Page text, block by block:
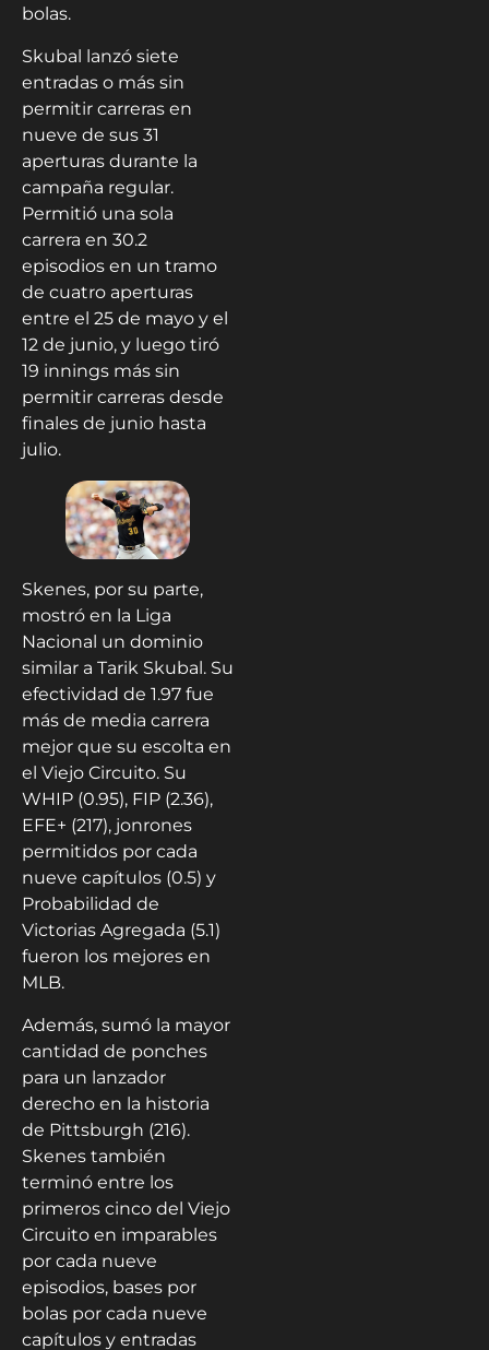
bolas.
Skubal lanzó siete
entradas o más sin
permitir carreras en
nueve de sus 31
aperturas durante la
campaña regular.
Permitió una sola
carrera en 30.2
episodios en un tramo
de cuatro aperturas
entre el 25 de mayo y el
12 de junio, y luego tiró
19 innings más sin
permitir carreras desde
finales de junio hasta
julio.
Skenes, por su parte,
mostró en la Liga
Nacional un dominio
similar a Tarik Skubal. Su
efectividad de 1.97 fue
más de media carrera
mejor que su escolta en
el Viejo Circuito. Su
WHIP (0.95), FIP (2.36),
EFE+ (217), jonrones
permitidos por cada
nueve capítulos (0.5) y
Probabilidad de
Victorias Agregada (5.1)
fueron los mejores en
MLB.
Además, sumó la mayor
cantidad de ponches
para un lanzador
derecho en la historia
de Pittsburgh (216).
Skenes también
terminó entre los
primeros cinco del Viejo
Circuito en imparables
por cada nueve
episodios, bases por
bolas por cada nueve
capítulos y entradas